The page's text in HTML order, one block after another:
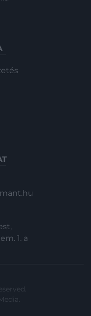
1. a
.